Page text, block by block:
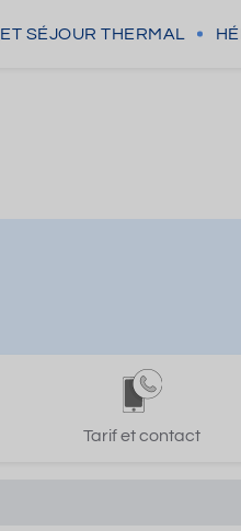
ET SÉJOUR THERMAL
Tarif et contact